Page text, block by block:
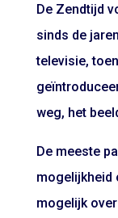
De Zendtijd
sinds de
televisie,
weg, het
De meeste
mogelijkheid
mogelijk